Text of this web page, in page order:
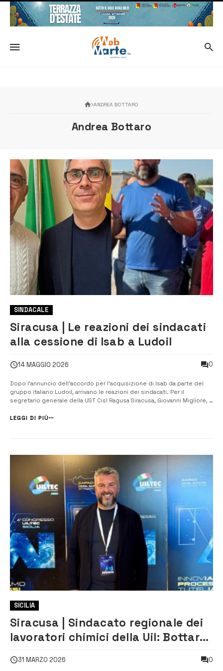
ANDREA BOTTARO
Andrea Bottaro
SINDACALE
Siracusa | Le reazioni dei sindacati
alla cessione di Isab a Ludoil
14 MAGGIO 2026 0
Dopo l’annuncio dell’accordo per l’acquisizione di Isab da parte del
gruppo italiano Ludoil, arrivano le reazioni dei sindacati. Per il
segretario generale della UST Cisl Ragusa Siracusa, Giovanni Migliore, e
si tratta di una buona notizia. “Un altro passo in avanti per ...
LEGGI DI PIÙ
SICILIA
Siracusa | Sindacato regionale dei
lavoratori chimici della Uil: Bottaro
31 MARZO 2026 0